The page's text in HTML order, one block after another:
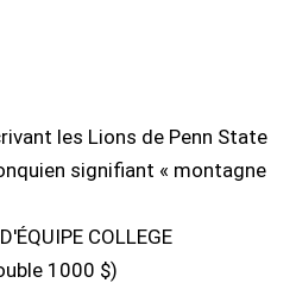
les Lions de Penn State
signifiant « montagne
COLLEGE
1000 $)